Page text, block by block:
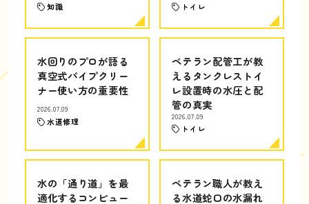
知識 トイレ
水回りのプロが語る
真空式パイプクリー
ナー使い方の重要性
2026.07.09
水道修理
ベテラン配管工が教
えるタンクレストイ
レ設置時の水圧と配
管の真実
2026.07.09
トイレ
水の「通り道」を最
適化するコンピュー
ベテラン職人が教え
る水道蛇口の水漏れ